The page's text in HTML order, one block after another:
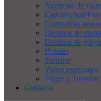
Agencias de
Cadenas
Compañías
Destinos de
Destinos de playa
Hoteles
Turismo
Viajes especiales
Viajes y Turismo
Contacto